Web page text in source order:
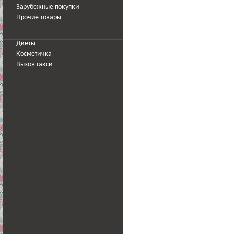
Зарубежные покупки
Прочие товары
Диеты
Косметичка
Вызов такси